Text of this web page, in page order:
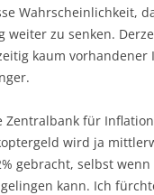
Wahrscheinlichkeit,
weiter zu senken.
kaum
Zentralbank für
wird ja
gebracht, selbst
kann. Ich